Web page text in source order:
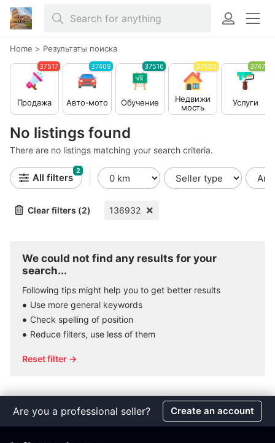
Home > Результаты поиска
No listings found
There are no listings matching your search criteria.
Продажа
37517
Авто-мото
37409
Обучение
37516
Недвижи
мость
37603
Услуги
37479
All filters
2
Clear filters (2) 136932
We could not find any results for your
search...
Following tips might help you to get better results
Use more general keywords
Check spelling of position
Reduce filters, use less of them
Reset filter →
Are you a professional seller? Create an account